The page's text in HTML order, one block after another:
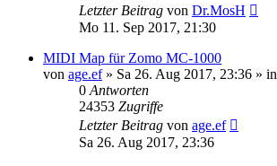
Letzter Beitrag von Dr.MosH
Mo 11. Sep 2017, 21:30
MIDI Map für Zomo MC-1000
von age.ef» Sa 26. Aug 2017, 23:36 » in
0 Antworten
24353 Zugriffe
Letzter Beitrag von age.ef
Sa 26. Aug 2017, 23:36